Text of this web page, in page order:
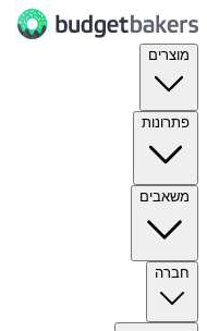
מוצרים
פתרונות
משאבים
חברה